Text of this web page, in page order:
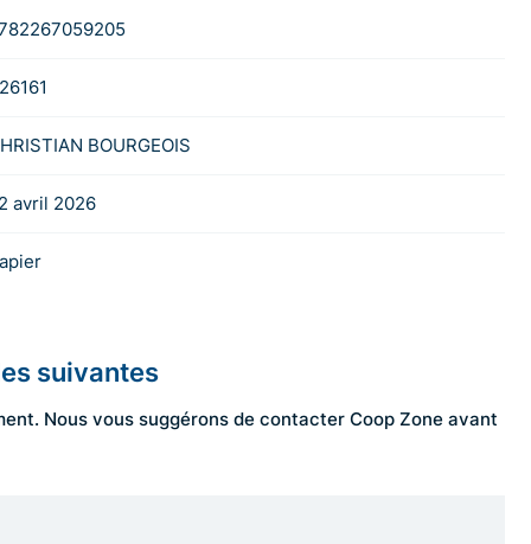
BOURGEOIS
avril 2026
suivantes
Nous vous suggérons de contacter Coop Zone avant